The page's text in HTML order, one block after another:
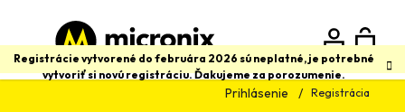
obsah
Registrácie vytvorené do februára 2026 sú neplatné, je potrebné
vytvoriť si novú registráciu. Ďakujeme za porozumenie.
Prihlásenie Registrácia
Hľadať